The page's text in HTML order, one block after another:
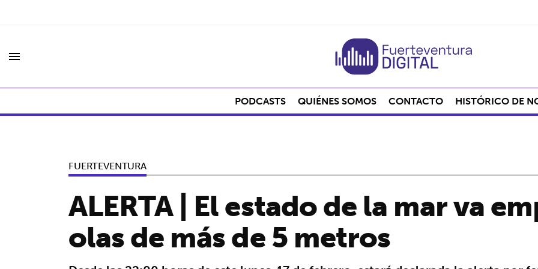
menu
PODCASTS QUIÉNES SOMOS CONTACTO HISTÓRICO DE
FUERTEVENTURA
ALERTA | El estado de la mar va
olas de más de 5 metros